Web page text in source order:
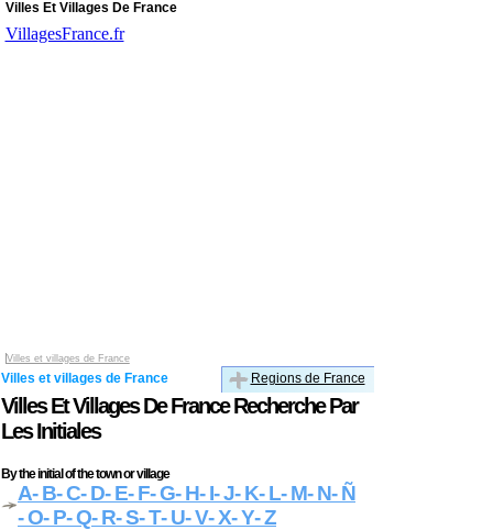
Villes Et Villages De France
VillagesFrance.fr
Villes et villages de France
Villes et villages de France Regions de France
Villes Et Villages De France Recherche Par
Les Initiales
By the initial of the town or village
A- B- C- D- E- F- G- H- I- J- K- L- M- N- Ñ
- O- P- Q- R- S- T- U- V- X- Y- Z